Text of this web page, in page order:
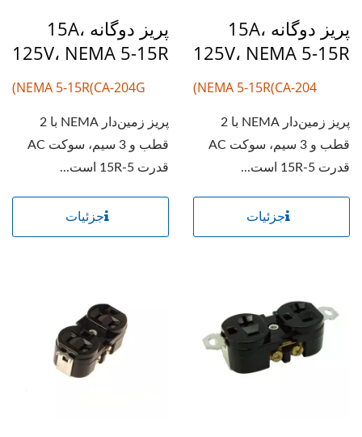
پریز دوگانه 15A،
125V، NEMA 5-15R
NEMA 5-15R(CA-204)
پریز زمین‌دار NEMA با 2
قطب و 3 سیم، سوکت AC
قدرت 5-15R است...
جزئیات
پریز دوگانه 15A،
125V، NEMA 5-15R
NEMA 5-15R(CA-204G)
پریز زمین‌دار NEMA با 2
قطب و 3 سیم، سوکت AC
قدرت 5-15R است...
جزئیات